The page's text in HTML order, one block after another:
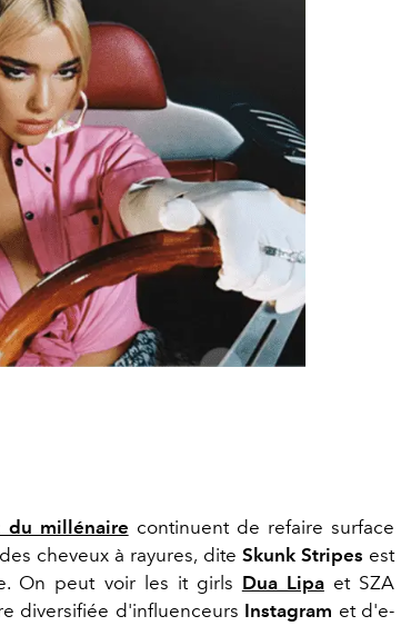
du millénaire continuent de refaire surface
cheveux à rayures, dite Skunk Stripes est
On peut voir les it girls Dua Lipaet SZA
diversifiée d'influenceurs Instagram et d'e-